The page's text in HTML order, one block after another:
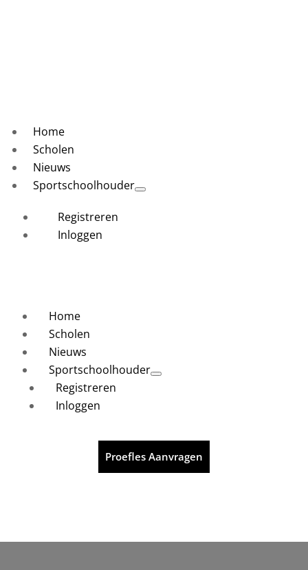
Home
Scholen
Nieuws
Sportschoolhouder
Registreren
Inloggen
Home
Scholen
Nieuws
Sportschoolhouder
Registreren
Inloggen
Proefles Aanvragen